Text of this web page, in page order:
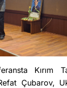
Kırım
Çubarov,